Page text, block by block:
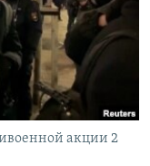
акции 2